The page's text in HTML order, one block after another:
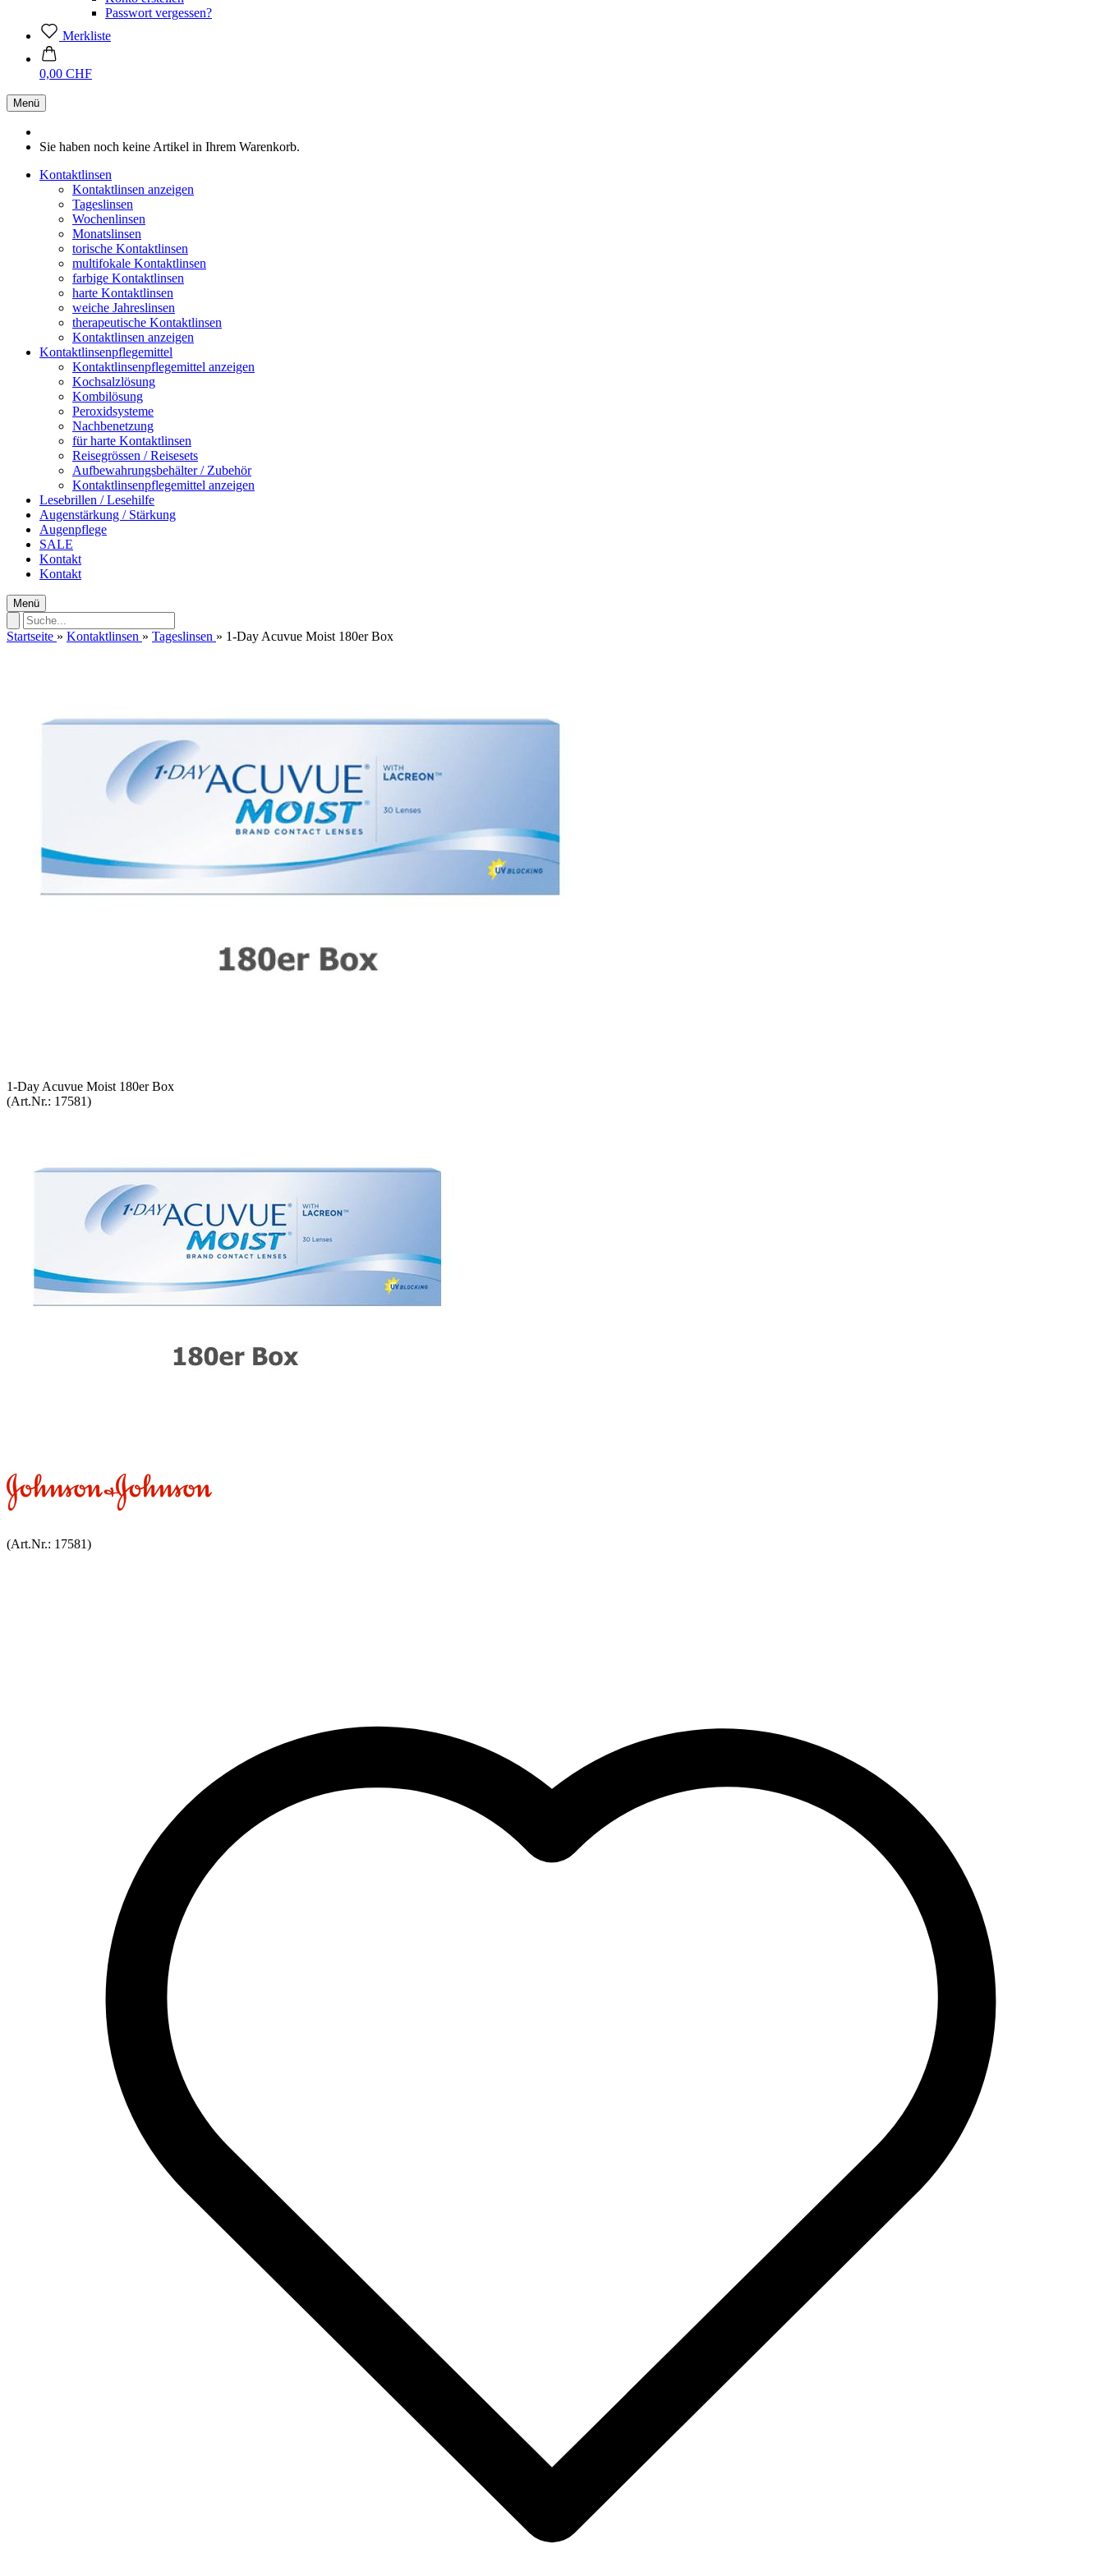
Passwort vergessen?
Merkliste
0,00 CHF
Menü
Sie haben noch keine Artikel in Ihrem Warenkorb.
Kontaktlinsen
Kontaktlinsen anzeigen
Tageslinsen
Wochenlinsen
Monatslinsen
torische Kontaktlinsen
multifokale Kontaktlinsen
farbige Kontaktlinsen
harte Kontaktlinsen
weiche Jahreslinsen
therapeutische Kontaktlinsen
Kontaktlinsen anzeigen
Kontaktlinsenpflegemittel
Kontaktlinsenpflegemittel anzeigen
Kochsalzlösung
Kombilösung
Peroxidsysteme
Nachbenetzung
für harte Kontaktlinsen
Reisegrössen / Reisesets
Aufbewahrungsbehälter / Zubehör
Kontaktlinsenpflegemittel anzeigen
Lesebrillen / Lesehilfe
Augenstärkung / Stärkung
Augenpflege
SALE
Kontakt
Kontakt
Menü
Startseite » Kontaktlinsen » Tageslinsen » 1-Day Acuvue Moist 180er Box
1-Day Acu­vue Moist 180er Box
(Art.Nr.: 17581)
(Art.Nr.: 17581)